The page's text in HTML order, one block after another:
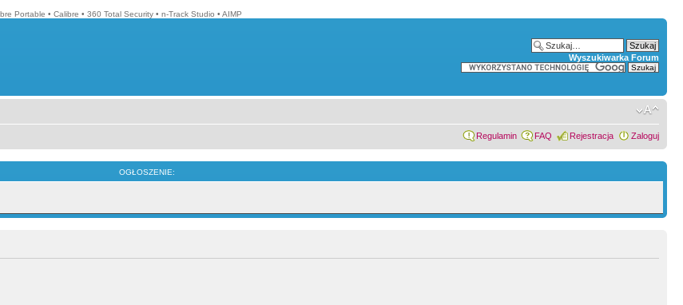
Portable • Calibre • 360 Total Security • n-Track Studio • AIMP
Wyszukiwarka Forum
Regulamin FAQ Rejestracja Zaloguj
OGŁOSZENIE: